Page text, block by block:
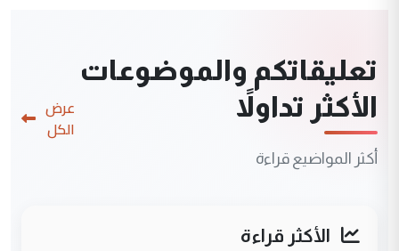
تعليقاتكم والموضوعات
الأكثر تداولاً
أكثر المواضيع قراءة
عرض
الكل
الأكثر قراءة